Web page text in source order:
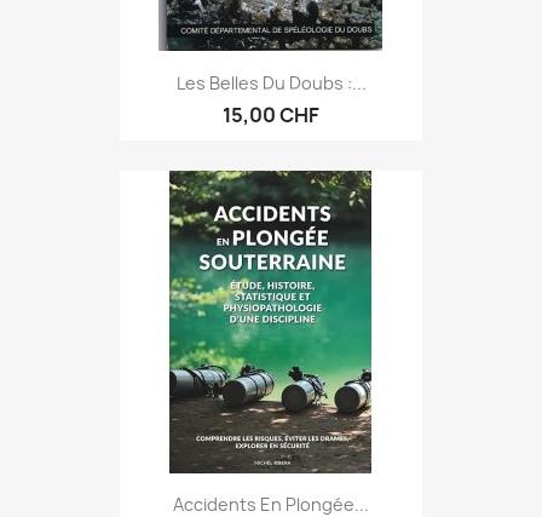
Les Belles Du Doubs :...
15,00 CHF
Accidents En Plongée...